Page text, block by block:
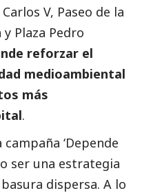
V, Paseo de la
Plaza Pedro
reforzar el
medioambiental
más
.
‘Depende
ser una estrategia
dispersa. A lo